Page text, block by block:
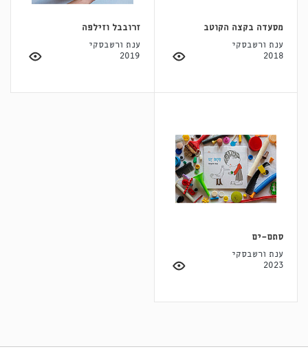
מסעדה בקצה הקוטב
ענת ורשבסקי
2018
זרובבל וזילפה
ענת ורשבסקי
2019
סתם־ים
ענת ורשבסקי
2023